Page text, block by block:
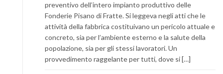
preventivo dell’intero impianto produttivo delle
Fonderie Pisano di Fratte. Si leggeva negli atti che le
attività della fabbrica costituivano un pericolo attuale e
concreto, sia per l’ambiente esterno e la salute della
popolazione, sia per gli stessi lavoratori. Un
provvedimento raggelante per tutti, dove si […]